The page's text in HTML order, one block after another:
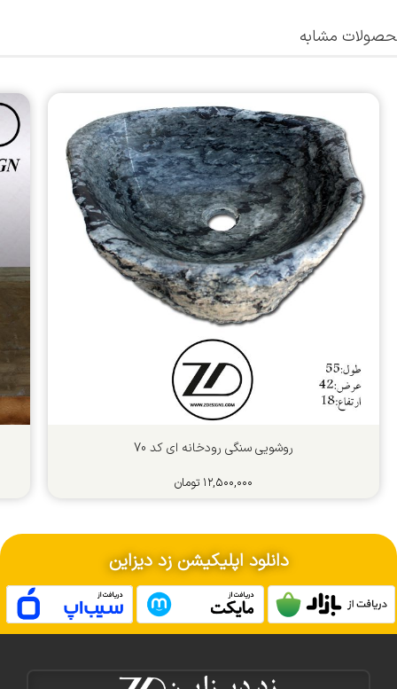
مشابه
روشویی سنگی رودخانه ای کد 70
۱۲,۵۰۰,۰۰۰ تومان
دانلود اپلیکیشن زد دیزاین